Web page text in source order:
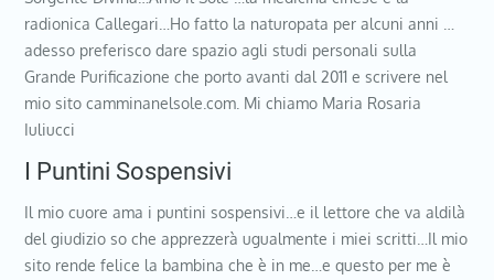
radionica Callegari…Ho fatto la naturopata per alcuni anni …
adesso preferisco dare spazio agli studi personali sulla
Grande Purificazione che porto avanti dal 2011 e scrivere nel
mio sito camminanelsole.com. Mi chiamo Maria Rosaria
Iuliucci
I Puntini Sospensivi
Il mio cuore ama i puntini sospensivi…e il lettore che va aldilà
del giudizio so che apprezzerà ugualmente i miei scritti…Il mio
sito rende felice la bambina che è in me…e questo per me è